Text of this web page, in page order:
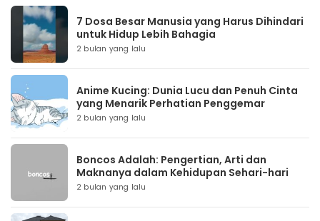
7 Dosa Besar Manusia yang Harus Dihindari
untuk Hidup Lebih Bahagia
2 bulan yang lalu
Anime Kucing: Dunia Lucu dan Penuh Cinta
yang Menarik Perhatian Penggemar
2 bulan yang lalu
Boncos Adalah: Pengertian, Arti dan
Maknanya dalam Kehidupan Sehari-hari
2 bulan yang lalu